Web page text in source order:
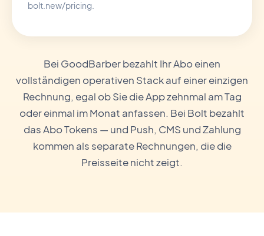
bolt.new/pricing.
Bei GoodBarber bezahlt Ihr Abo einen
vollständigen operativen Stack auf einer einzigen
Rechnung, egal ob Sie die App zehnmal am Tag
oder einmal im Monat anfassen. Bei Bolt bezahlt
das Abo Tokens — und Push, CMS und Zahlung
kommen als separate Rechnungen, die die
Preisseite nicht zeigt.